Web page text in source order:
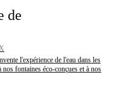
de
l'expérience de l'eau dans les
fontaines éco-conçues et à nos